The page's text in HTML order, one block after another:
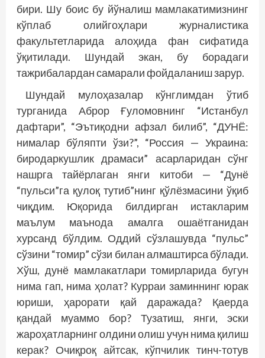
бири. Шу боис бу йўналиш мамлакатимизнинг
кўплаб олийгоҳлари журналистика
факультетларида алоҳида фан сифатида
ўқитилади. Шундай экан, бу борадаги
тажрибалардан самарали фойдаланиш зарур.
Шундай мулоҳазалар кўнглимдан ўтиб
турганида Аброр Ғуломовнинг “Истанбул
дафтари”, “Эътиқодни афзал билиб”, “ДУНЁ:
нималар бўляпти ўзи?”, “Россия — Украина:
биродаркушлик драмаси” асарларидан сўнг
нашрга тайёрлаган янги китоби — “Дунё
“пульси”га қулоқ тутиб”нинг қўлёзмасини ўқиб
чиқдим. Юқорида билдирган истакларим
маълум маънода амалга ошаётганидан
хурсанд бўлдим. Оддий сўзлашувда “пульс”
сўзини “томир” сўзи билан алмаштирса бўлади.
Хўш, дунё мамлакатлари томирларида бугун
нима гап, нима ҳолат? Курраи заминнинг юрак
юриши, ҳарорати қай даражада? Қаерда
қандай муаммо бор? Тузатиш, янги, эски
жароҳатларнинг олдини олиш учун нима қилиш
керак? Очиқроқ айтсак, кўпчилик тинч-тотув